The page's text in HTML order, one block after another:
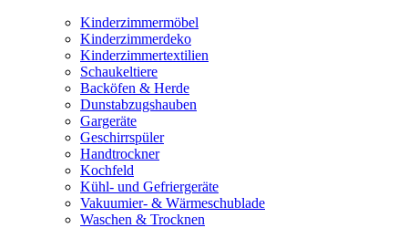
Kinderzimmermöbel
Kinderzimmerdeko
Kinderzimmertextilien
Schaukeltiere
Backöfen & Herde
Dunstabzugshauben
Gargeräte
Geschirrspüler
Handtrockner
Kochfeld
Kühl- und Gefriergeräte
Vakuumier- & Wärmeschublade
Waschen & Trocknen